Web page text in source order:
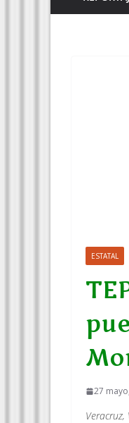
ESTATAL
27